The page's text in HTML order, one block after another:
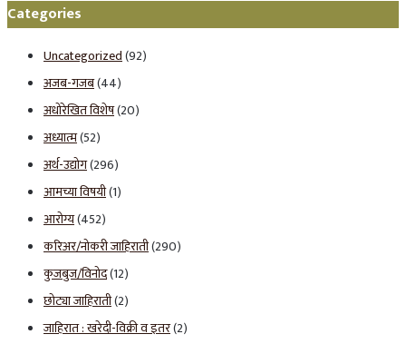
Categories
Uncategorized(92)
अजब-गजब(44)
अधोरेखित विशेष(20)
अध्यात्म(52)
अर्थ-उद्योग(296)
आमच्या विषयी(1)
आरोग्य(452)
करिअर/नोकरी जाहिराती(290)
कुजबुज/विनोद(12)
छोट्या जाहिराती(2)
जाहिरात : खरेदी-विक्री व इतर(2)